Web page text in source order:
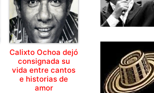
Calixto Ochoa dejó
consignada su
vida entre cantos
e historias de
amor